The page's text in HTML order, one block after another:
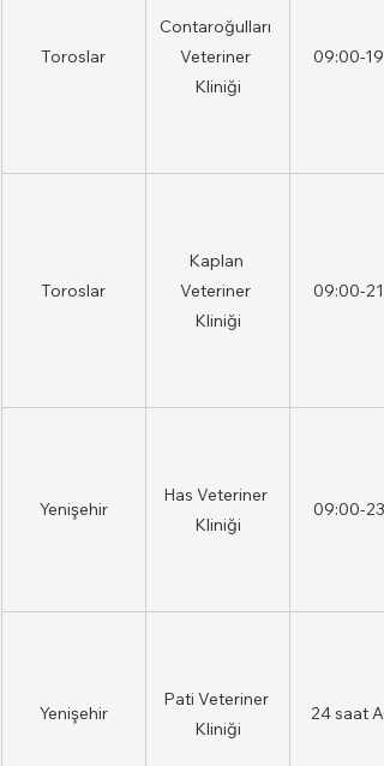
Toroslar
Contaroğulları
Veteriner
Kliniği
09:00-
Toroslar
Kaplan
Veteriner
Kliniği
09:00-
Yenişehir
Has Veteriner
Kliniği
09:00-
Yenişehir
Pati Veteriner
Kliniği
24 saat